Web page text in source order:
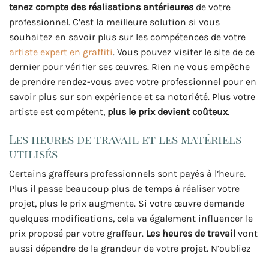
tenez compte des réalisations antérieures de votre
professionnel. C’est la meilleure solution si vous
souhaitez en savoir plus sur les compétences de votre
artiste expert en graffiti. Vous pouvez visiter le site de ce
dernier pour vérifier ses œuvres. Rien ne vous empêche
de prendre rendez-vous avec votre professionnel pour en
savoir plus sur son expérience et sa notoriété. Plus votre
artiste est compétent, plus le prix devient coûteux.
Les heures de travail et les matériels
utilisés
Certains graffeurs professionnels sont payés à l’heure.
Plus il passe beaucoup plus de temps à réaliser votre
projet, plus le prix augmente. Si votre œuvre demande
quelques modifications, cela va également influencer le
prix proposé par votre graffeur. Les heures de travail vont
aussi dépendre de la grandeur de votre projet. N’oubliez